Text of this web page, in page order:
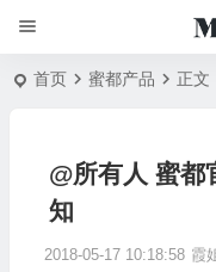
首页 蜜都产品 正文
@所有人 蜜都
知
2018-05-17 10:18:58 霞